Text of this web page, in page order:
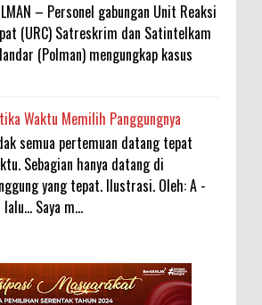
– Personel gabungan Unit Reaksi
(URC) Satreskrim dan Satintelkam
(Polman) mengungkap kasus
Waktu Memilih Panggungnya
semua pertemuan datang tepat
Sebagian hanya datang di
yang tepat. Ilustrasi. Oleh: A -
Saya m...